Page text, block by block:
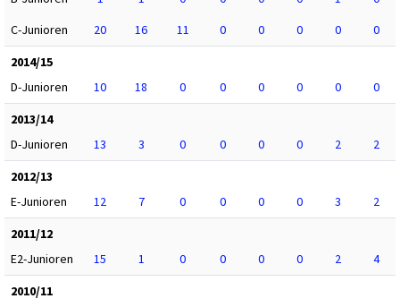
C-Junioren
20 16 11 0 0 0 0
0
2014/15
D-Junioren
10 18 0 0 0 0 0
0
2013/14
D-Junioren
13 3 0 0 0 0 2
2
2012/13
E-Junioren
12 7 0 0 0 0 3
2
2011/12
E2-Junioren
15 1 0 0 0 0 2
4
2010/11